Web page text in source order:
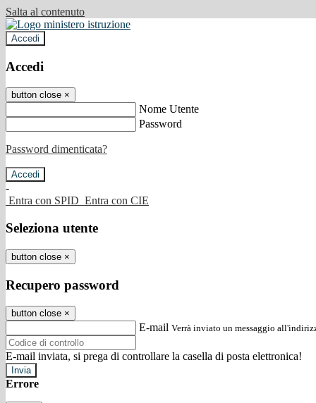
Salta al contenuto
Accedi
Accedi
button close ×
Nome Utente
Password
Password dimenticata?
-
Entra con SPID Entra con CIE
Seleziona utente
button close ×
Recupero password
button close ×
E-mail Verrà inviato un messaggio
E-mail inviata, si prega di controllare la casella di posta elettronica!
Errore